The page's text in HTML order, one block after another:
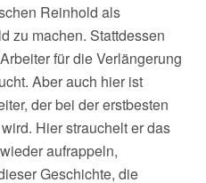
Reinhold als
zu machen. Stattdessen
für die Verlängerung
Aber auch hier ist
der bei der erstbesten
Hier strauchelt er das
aufrappeln,
Geschichte, die